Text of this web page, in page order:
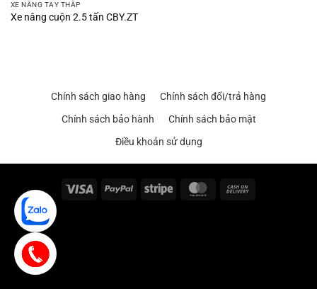
XE NÂNG TAY THẤP
Xe nâng cuộn 2.5 tấn CBY.ZT
Chính sách giao hàng
Chính sách đổi/trả hàng
Chính sách bảo hành
Chính sách bảo mật
Điều khoản sử dụng
Visa PayPal Stripe MasterCard